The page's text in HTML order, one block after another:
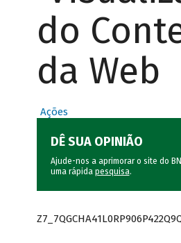
do
da Web
Ações
DÊ SUA OPINIÃO
Ajude-nos a aprimorar o site do
uma rápida pesquisa.